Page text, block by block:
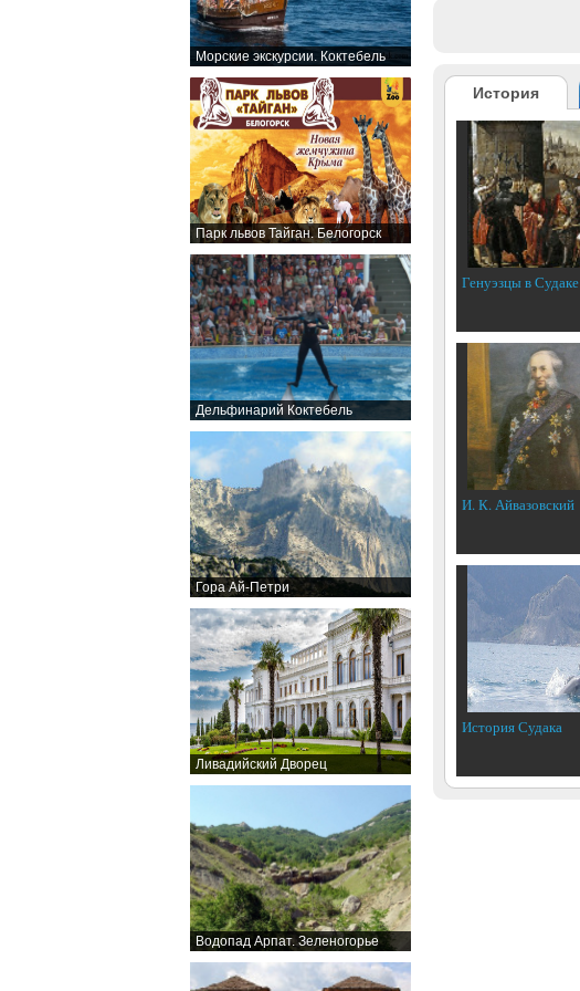
Морские экскурсии. Коктебель
Парк львов Тайган. Белогорск
Дельфинарий Коктебель
Гора Ай-Петри
Ливадийский Дворец
Водопад Арпат. Зеленогорье
История
Генуэзцы в Судаке
И. К. Айвазовский
История Судака